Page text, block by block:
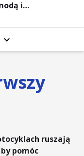
i
ruszają
pomóc